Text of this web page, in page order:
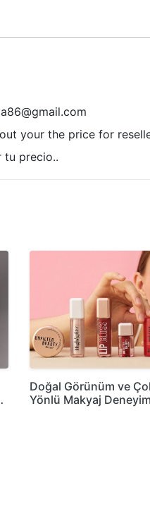
your the price for
tu precio..
Doğal Görünüm ve
Yönlü Makyaj